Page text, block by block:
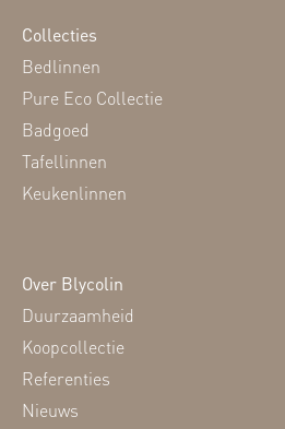
Collecties
Bedlinnen
Pure Eco Collectie
Badgoed
Tafellinnen
Keukenlinnen
Over Blycolin
Duurzaamheid
Koopcollectie
Referenties
Nieuws